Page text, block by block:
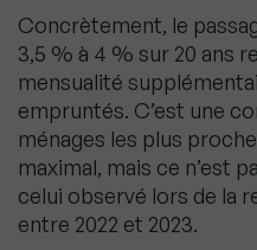
Concrètement, le
3,5 % à 4 % sur 20 ans
mensualité
empruntés. C’est une
ménages les plus
maximal, mais ce n’est
celui observé lors de la
entre 2022 et 2023.